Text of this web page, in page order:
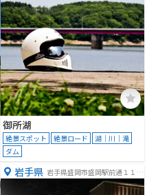
御所湖
絶景スポット 絶景ロード
湖｜川｜滝
ダム
岩手県 岩手県盛岡市盛岡駅前通１１